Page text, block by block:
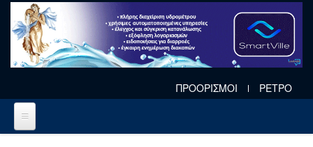
ΠΡΟΟΡΙΣΜΟΙ ΡΕΤΡΟ